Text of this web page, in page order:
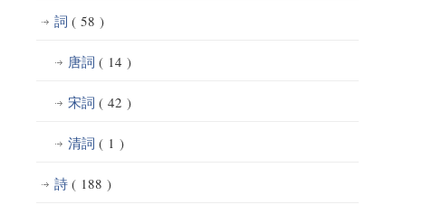
詞 ( 58 )
唐詞 ( 14 )
宋詞 ( 42 )
清詞 ( 1 )
詩 ( 188 )